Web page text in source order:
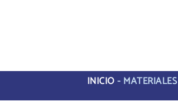
INICIO-MATERIALES